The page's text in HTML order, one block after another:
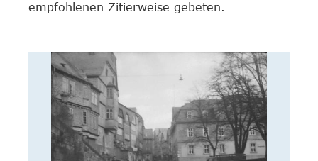
empfohlenen Zitierweise gebeten.